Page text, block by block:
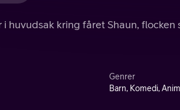
i huvudsak kring fåret Shaun,
Genrer
Barn, Komedi,